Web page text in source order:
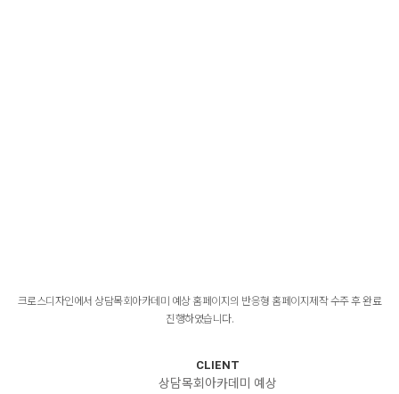
크로스디자인에서 상담목회아카데미 예상 홈페이지의 반응형 홈페이지제작 수주 후 완료
진행하였습니다.
CLIENT
상담목회아카데미 예상